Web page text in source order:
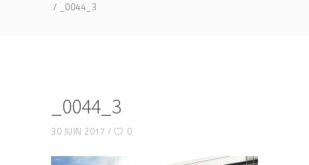
_0044_3
_0044_3
30 JUIN 2017 0